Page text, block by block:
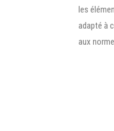
les
adapté à
aux